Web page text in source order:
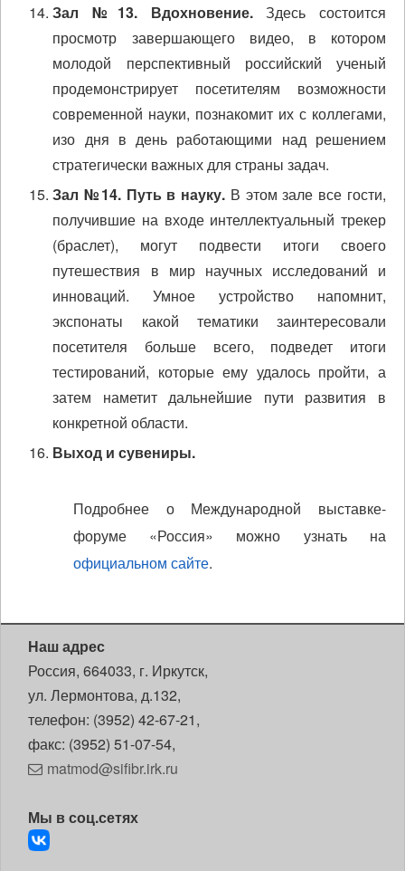
Зал №13. Вдохновение.Здесь состоится
просмотр завершающего видео, в котором
молодой перспективный российский ученый
продемонстрирует посетителям возможности
современной науки, познакомит их с коллегами,
изо дня в день работающими над решением
стратегически важных для страны задач.
Зал №14. Путь в науку. В этом зале все гости,
получившие на входе интеллектуальный трекер
(браслет), могут подвести итоги своего
путешествия в мир научных исследований и
инноваций. Умное устройство напомнит,
экспонаты какой тематики заинтересовали
посетителя больше всего, подведет итоги
тестирований, которые ему удалось пройти, а
затем наметит дальнейшие пути развития в
конкретной области.
Выход и сувениры.
Подробнее о Международной выставке-
форуме «Россия» можно узнать на
официальном сайте.
Наш адрес
Россия, 664033, г. Иркутск,
ул. Лермонтова, д.132,
телефон: (3952) 42-67-21,
факс: (3952) 51-07-54,
matmod@sifibr.irk.ru
Мы в соц.сетях